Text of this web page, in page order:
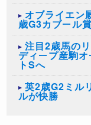
オブライエン
歳G3カブール
注目2歳馬の
ディープ産駒
トSへ
英2歳G2ミル
ルが快勝